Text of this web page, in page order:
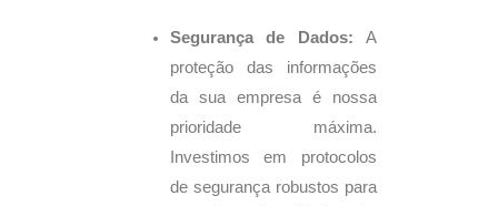
Segurança de Dados: A
proteção das informações
da sua empresa é nossa
prioridade máxima.
Investimos em protocolos
de segurança robustos para